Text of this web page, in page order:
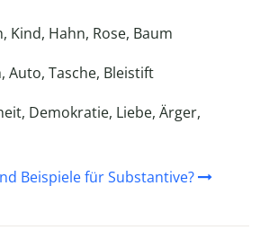
Kind, Hahn, Rose, Baum
Auto, Tasche, Bleistift
Demokratie, Liebe, Ärger,
Beispiele für Substantive?